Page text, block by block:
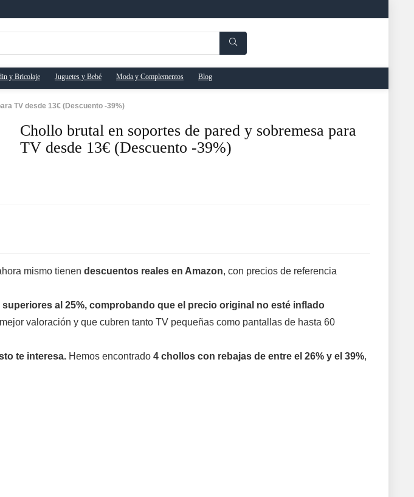
y Bricolaje Juguetes y Bebé Moda y Complementos Blog
TV desde 13€ (Descuento -39%)
Chollo brutal en soportes de pared y sobremesa para
TV desde 13€ (Descuento -39%)
mismo tienen descuentos reales en Amazon, con precios de referencia
al 25%, comprobando que el precio original no esté inflado
valoración y que cubren tanto TV pequeñas como pantallas de hasta 60
te interesa. Hemos encontrado 4 chollos con rebajas de entre el 26% y el 39%,